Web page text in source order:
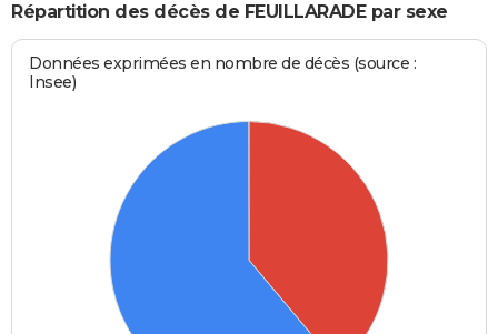
Répartition des décès de FEUILLARADE par sexe
Données exprimées en nombre de décès (source :
Insee)